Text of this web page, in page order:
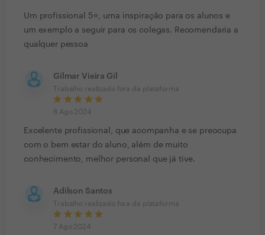
Um profissional 5⭐️, uma inspiração para os alunos e
um exemplo a seguir para os colegas. Recomendaria a
qualquer pessoa
Gilmar Vieira Gil
Trabalho realizado fora da plataforma
8 Ago 2024
Excelente profissional, que acompanha e se preocupa
com o bem estar do aluno, além de muito
conhecimento, melhor personal que já tive.
Adilson Santos
Trabalho realizado fora da plataforma
7 Ago 2024